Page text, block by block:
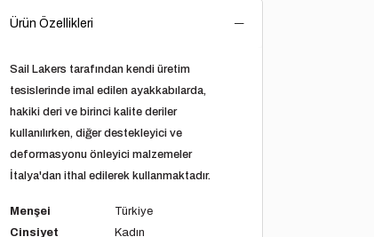
Ürün Özellikleri
Sail Lakers tarafından kendi üretim
tesislerinde imal edilen ayakkabılarda,
hakiki deri ve birinci kalite deriler
kullanılırken, diğer destekleyici ve
deformasyonu önleyici malzemeler
İtalya'dan ithal edilerek kullanmaktadır.
Menşei
Türkiye
Cinsiyet
Kadın